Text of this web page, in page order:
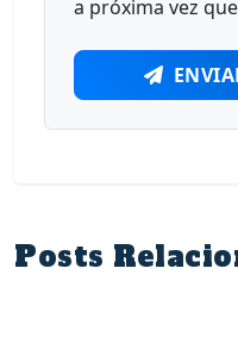
a próxima vez
Posts